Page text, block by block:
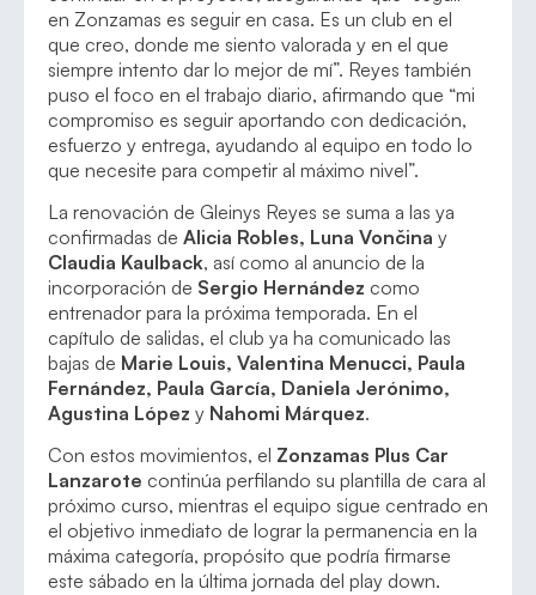
en Zonzamas es seguir en casa. Es un club en el
que creo, donde me siento valorada y en el que
siempre intento dar lo mejor de mí”. Reyes también
puso el foco en el trabajo diario, afirmando que “mi
compromiso es seguir aportando con dedicación,
esfuerzo y entrega, ayudando al equipo en todo lo
que necesite para competir al máximo nivel”.
La renovación de Gleinys Reyes se suma a las ya
confirmadas de Alicia Robles, Luna Vončina y
Claudia Kaulback, así como al anuncio de la
incorporación de Sergio Hernández como
entrenador para la próxima temporada. En el
capítulo de salidas, el club ya ha comunicado las
bajas de Marie Louis, Valentina Menucci, Paula
Fernández, Paula García, Daniela Jerónimo,
Agustina López y Nahomi Márquez.
Con estos movimientos, el Zonzamas Plus Car
Lanzarote continúa perfilando su plantilla de cara al
próximo curso, mientras el equipo sigue centrado en
el objetivo inmediato de lograr la permanencia en la
máxima categoría, propósito que podría firmarse
este sábado en la última jornada del play down.